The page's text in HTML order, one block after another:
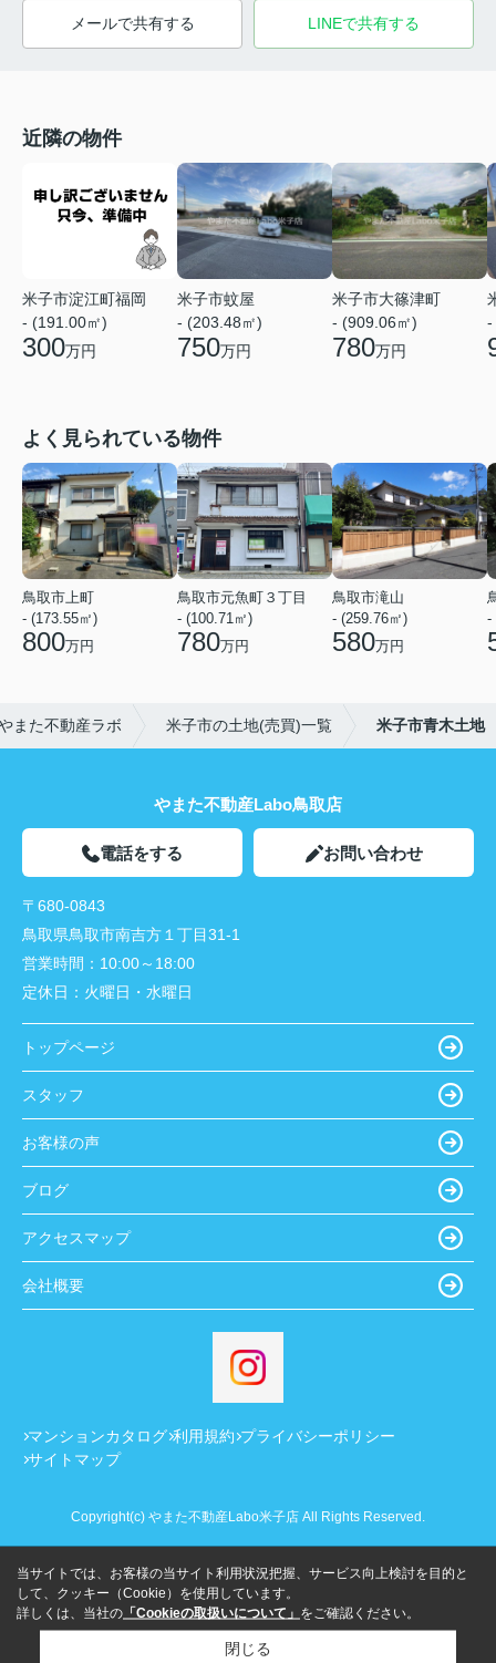
メールで共有する LINEで共有する
近隣の物件
米子市淀江町福岡
- (191.00㎡)
300万円
米子市蚊屋
- (203.48㎡)
750万円
米子市大篠津町
- (909.06㎡)
780万円
-
よく見られている物件
鳥取市上町
- (173.55㎡)
800万円
鳥取市元魚町３丁目
- (100.71㎡)
780万円
鳥取市滝山
- (259.76㎡)
580万円
-
また不動産ラボ 米子市の土地(売買)一覧 米子市青木土地
やまた不動産Labo鳥取店
電話をする お問い合わせ
〒680-0843
鳥取県鳥取市南吉方１丁目31-1
営業時間： 10:00～18:00
定休日： 火曜日・水曜日
トップページ
スタッフ
お客様の声
ブログ
アクセスマップ
会社概要
マンションカタログ 利用規約 プライバシーポリシー
サイトマップ
Copyright(c) やまた不動産Labo米子店 All Rights Reserved.
当サイトでは、お客様の当サイト利用状況把握、サービス向上検討を目的と
して、クッキー（Cookie）を使用しています。
詳しくは、当社の 「Cookieの取扱いについて」 をご確認ください。
閉じる